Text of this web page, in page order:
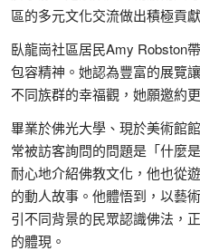
區的多元文化交流做出積極貢獻
臥龍崗社區居民Amy Robston
包容精神。她認為豐富的展覽
不同族群的幸福觀，她願邀約
畢業於佛光大學、現於美術館
常被訪客詢問的問題是「什麼
耐心地介紹佛教文化，他也從
的動人故事。他體悟到，以藝
引不同背景的民眾認識佛法，
的體現。